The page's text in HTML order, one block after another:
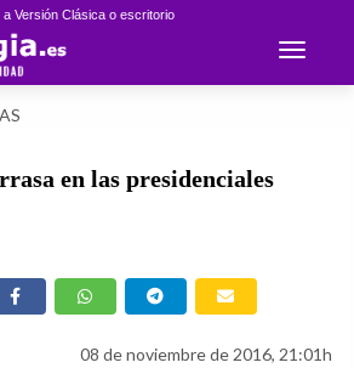
a Versión Clásica o escritorio
Toggle
en las presidenciales
08 de noviembre de 2016, 21:01h